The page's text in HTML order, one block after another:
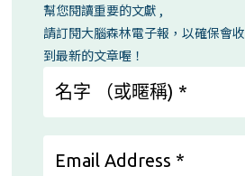
幫您閱讀重要的文獻 ,
請訂閱大腦森林電子報，以確保會收
到最新的文章喔！